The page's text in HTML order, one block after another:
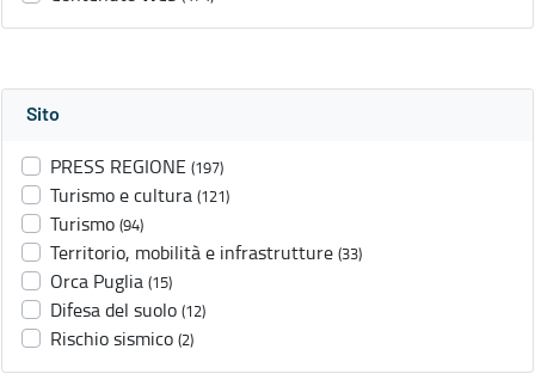
Sito
PRESS REGIONE (197)
Turismo e cultura (121)
Turismo (94)
Territorio, mobilità e infrastrutture (33)
Orca Puglia (15)
Difesa del suolo (12)
Rischio sismico (2)